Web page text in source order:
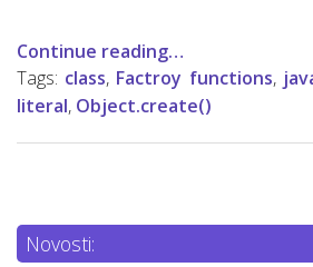
Continue reading…
Tags: class, Factroy functions,
literal, Object.create()
Novosti: